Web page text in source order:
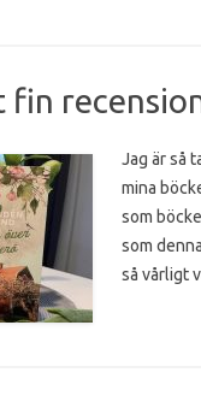
fin
Jag är så
mina
som
som
så vårligt